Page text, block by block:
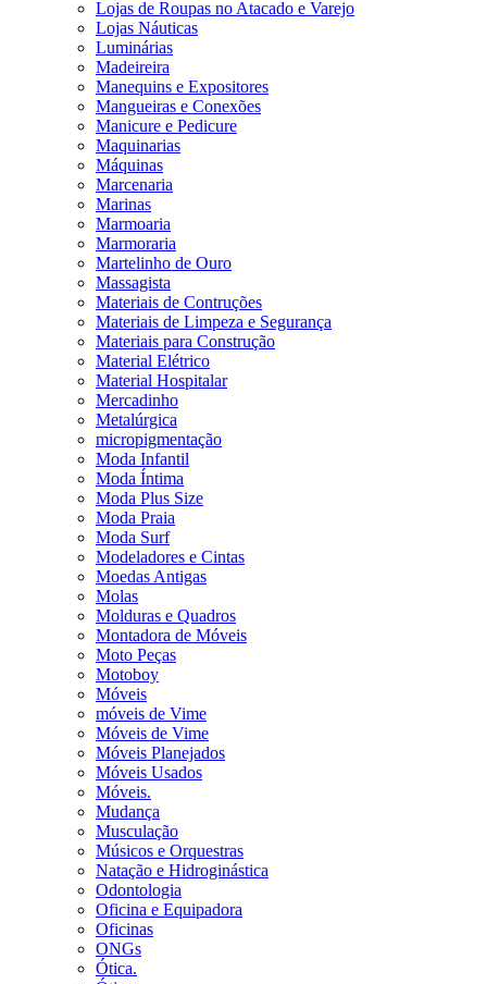
Lojas de Roupas no Atacado e Varejo
Lojas Náuticas
Luminárias
Madeireira
Manequins e Expositores
Mangueiras e Conexões
Manicure e Pedicure
Maquinarias
Máquinas
Marcenaria
Marinas
Marmoaria
Marmoraria
Martelinho de Ouro
Massagista
Materiais de Contruções
Materiais de Limpeza e Segurança
Materiais para Construção
Material Elétrico
Material Hospitalar
Mercadinho
Metalúrgica
micropigmentação
Moda Infantil
Moda Íntima
Moda Plus Size
Moda Praia
Moda Surf
Modeladores e Cintas
Moedas Antigas
Molas
Molduras e Quadros
Montadora de Móveis
Moto Peças
Motoboy
Móveis
móveis de Vime
Móveis de Vime
Móveis Planejados
Móveis Usados
Móveis.
Mudança
Musculação
Músicos e Orquestras
Natação e Hidroginástica
Odontologia
Oficina e Equipadora
Oficinas
ONGs
Ótica.